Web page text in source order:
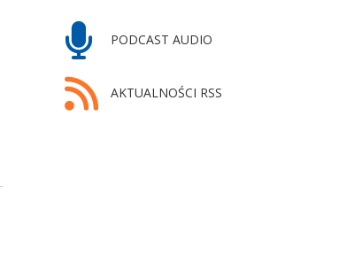
PODCAST AUDIO
AKTUALNOŚCI RSS